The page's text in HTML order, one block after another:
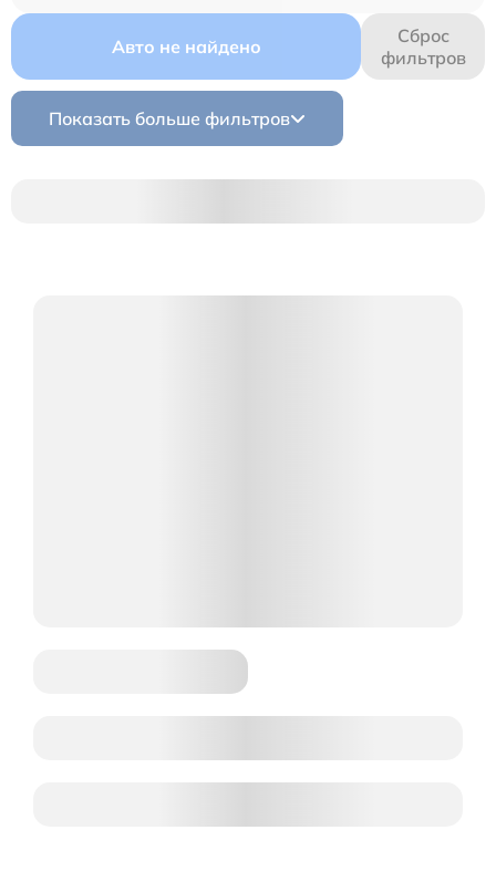
Авто не найдено
Сброс
фильтров
Показать больше фильтров